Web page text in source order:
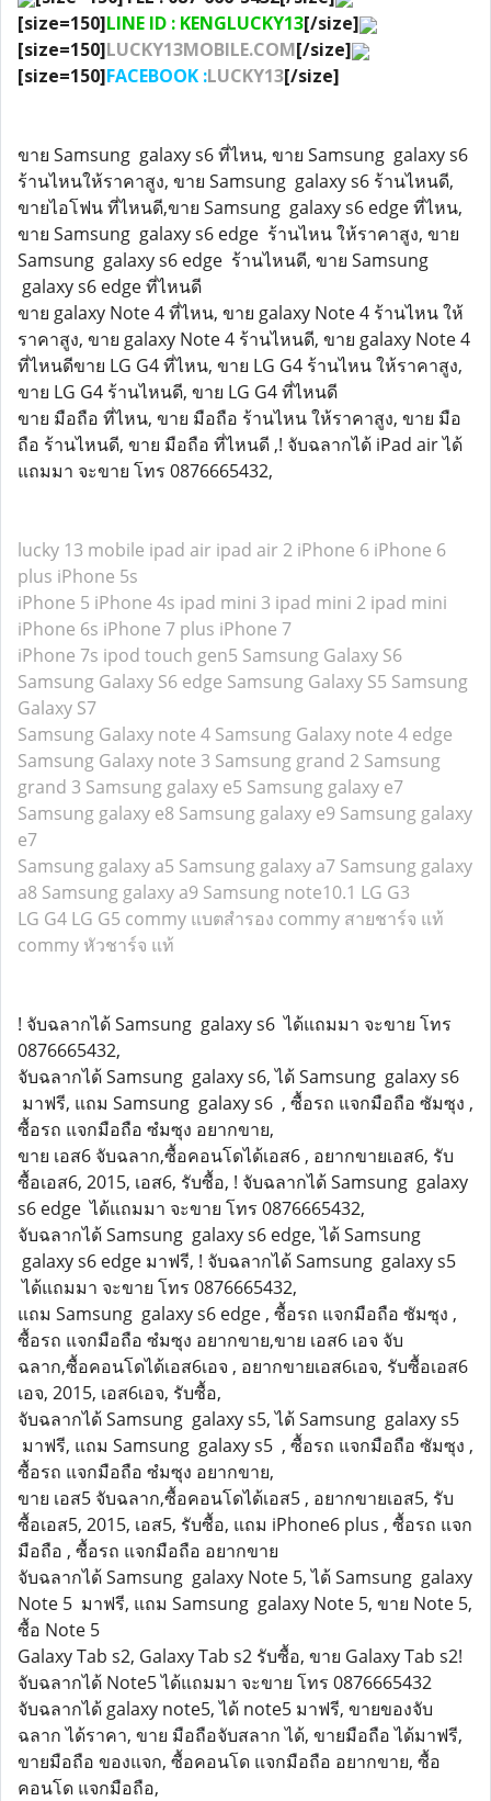
[size=150]LINE ID : KENGLUCKY13[/size]
[size=150]LUCKY13MOBILE.COM[/size]
[size=150]FACEBOOK :LUCKY13[/size]
ขาย Samsung galaxy s6 ที่ไหน, ขาย Samsung galaxy s6
ร้านไหนให้ราคาสูง, ขาย Samsung galaxy s6 ร้านไหนดี,
ขายไอโฟน ที่ไหนดี,ขาย Samsung galaxy s6 edge ที่ไหน,
ขาย Samsung galaxy s6 edge ร้านไหน ให้ราคาสูง, ขาย
Samsung galaxy s6 edge ร้านไหนดี, ขาย Samsung
galaxy s6 edge ที่ไหนดี
ขาย galaxy Note 4 ที่ไหน, ขาย galaxy Note 4 ร้านไหน ให้
ราคาสูง, ขาย galaxy Note 4 ร้านไหนดี, ขาย galaxy Note 4
ที่ไหนดีขาย LG G4 ที่ไหน, ขาย LG G4 ร้านไหน ให้ราคาสูง,
ขาย LG G4 ร้านไหนดี, ขาย LG G4 ที่ไหนดี
ขาย มือถือ ที่ไหน, ขาย มือถือ ร้านไหน ให้ราคาสูง, ขาย มือ
ถือ ร้านไหนดี, ขาย มือถือ ที่ไหนดี ,! จับฉลากได้ iPad air ได้
แถมมา จะขาย โทร 0876665432,
lucky 13 mobile ipad air ipad air 2 iPhone 6 iPhone 6
plus iPhone 5s
iPhone 5 iPhone 4s ipad mini 3 ipad mini 2 ipad mini
iPhone 6s iPhone 7 plus iPhone 7
iPhone 7s ipod touch gen5 Samsung Galaxy S6
Samsung Galaxy S6 edge Samsung Galaxy S5 Samsung
Galaxy S7
Samsung Galaxy note 4 Samsung Galaxy note 4 edge
Samsung Galaxy note 3 Samsung grand 2 Samsung
grand 3 Samsung galaxy e5 Samsung galaxy e7
Samsung galaxy e8 Samsung galaxy e9 Samsung galaxy
e7
Samsung galaxy a5 Samsung galaxy a7 Samsung galaxy
a8 Samsung galaxy a9 Samsung note10.1 LG G3
LG G4 LG G5 commy แบตสำรอง commy สายชาร์จ แท้
commy หัวชาร์จ แท้
! จับฉลากได้ Samsung galaxy s6 ได้แถมมา จะขาย โทร
0876665432,
จับฉลากได้ Samsung galaxy s6, ได้ Samsung galaxy s6
มาฟรี, แถม Samsung galaxy s6 , ซื้อรถ แจกมือถือ ซัมซุง ,
ซื้อรถ แจกมือถือ ซํมซุง อยากขาย,
ขาย เอส6 จับฉลาก,ซื้อคอนโดได้เอส6 , อยากขายเอส6, รับ
ซื้อเอส6, 2015, เอส6, รับซื้อ, ! จับฉลากได้ Samsung galaxy
s6 edge ได้แถมมา จะขาย โทร 0876665432,
จับฉลากได้ Samsung galaxy s6 edge, ได้ Samsung
galaxy s6 edge มาฟรี, ! จับฉลากได้ Samsung galaxy s5
ได้แถมมา จะขาย โทร 0876665432,
แถม Samsung galaxy s6 edge , ซื้อรถ แจกมือถือ ซัมซุง ,
ซื้อรถ แจกมือถือ ซํมซุง อยากขาย,ขาย เอส6 เอจ จับ
ฉลาก,ซื้อคอนโดได้เอส6เอจ , อยากขายเอส6เอจ, รับซื้อเอส6
เอจ, 2015, เอส6เอจ, รับซื้อ,
จับฉลากได้ Samsung galaxy s5, ได้ Samsung galaxy s5
มาฟรี, แถม Samsung galaxy s5 , ซื้อรถ แจกมือถือ ซัมซุง ,
ซื้อรถ แจกมือถือ ซํมซุง อยากขาย,
ขาย เอส5 จับฉลาก,ซื้อคอนโดได้เอส5 , อยากขายเอส5, รับ
ซื้อเอส5, 2015, เอส5, รับซื้อ, แถม iPhone6 plus , ซื้อรถ แจก
มือถือ , ซื้อรถ แจกมือถือ อยากขาย
จับฉลากได้ Samsung galaxy Note 5, ได้ Samsung galaxy
Note 5 มาฟรี, แถม Samsung galaxy Note 5, ขาย Note 5,
ซื้อ Note 5
Galaxy Tab s2, Galaxy Tab s2 รับซื้อ, ขาย Galaxy Tab s2!
จับฉลากได้ Note5 ได้แถมมา จะขาย โทร 0876665432
จับฉลากได้ galaxy note5, ได้ note5 มาฟรี, ขายของจับ
ฉลาก ได้ราคา, ขาย มือถือจับสลาก ได้, ขายมือถือ ได้มาฟรี,
ขายมือถือ ของแจก, ซื้อคอนโด แจกมือถือ อยากขาย, ซื้อ
คอนโด แจกมือถือ,